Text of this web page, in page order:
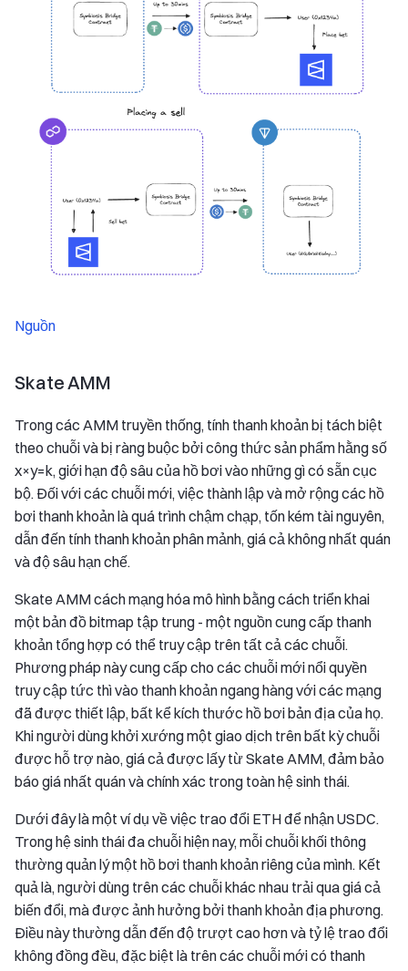
Nguồn
Skate AMM
Trong các AMM truyền thống, tính thanh khoản bị tách biệt
theo chuỗi và bị ràng buộc bởi công thức sản phẩm hằng số
x×y=k, giới hạn độ sâu của hồ bơi vào những gì có sẵn cục
bộ. Đối với các chuỗi mới, việc thành lập và mở rộng các hồ
bơi thanh khoản là quá trình chậm chạp, tốn kém tài nguyên,
dẫn đến tính thanh khoản phân mảnh, giá cả không nhất quán
và độ sâu hạn chế.
Skate AMM cách mạng hóa mô hình bằng cách triển khai
một bản đồ bitmap tập trung - một nguồn cung cấp thanh
khoản tổng hợp có thể truy cập trên tất cả các chuỗi.
Phương pháp này cung cấp cho các chuỗi mới nổi quyền
truy cập tức thì vào thanh khoản ngang hàng với các mạng
đã được thiết lập, bất kể kích thước hồ bơi bản địa của họ.
Khi người dùng khởi xướng một giao dịch trên bất kỳ chuỗi
được hỗ trợ nào, giá cả được lấy từ Skate AMM, đảm bảo
báo giá nhất quán và chính xác trong toàn hệ sinh thái.
Dưới đây là một ví dụ về việc trao đổi ETH để nhận USDC.
Trong hệ sinh thái đa chuỗi hiện nay, mỗi chuỗi khối thông
thường quản lý một hồ bơi thanh khoản riêng của mình. Kết
quả là, người dùng trên các chuỗi khác nhau trải qua giá cả
biến đổi, mà được ảnh hưởng bởi thanh khoản địa phương.
Điều này thường dẫn đến độ trượt cao hơn và tỷ lệ trao đổi
không đồng đều, đặc biệt là trên các chuỗi mới có thanh